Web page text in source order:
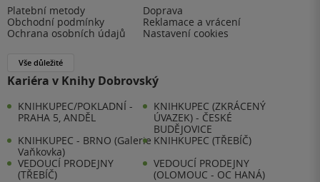
Platební metody
Doprava
Obchodní podmínky
Reklamace a vrácení
Ochrana osobních údajů
Nastavení cookies
Vše důležité
Kariéra v Knihy Dobrovský
KNIHKUPEC/POKLADNÍ -
PRAHA 5, ANDĚL
KNIHKUPEC (ZKRÁCENÝ
ÚVAZEK) - ČESKÉ
BUDĚJOVICE
KNIHKUPEC - BRNO (Galerie
Vaňkovka)
KNIHKUPEC (TŘEBÍČ)
VEDOUCÍ PRODEJNY
(TŘEBÍČ)
VEDOUCÍ PRODEJNY
(OLOMOUC - OC HANÁ)